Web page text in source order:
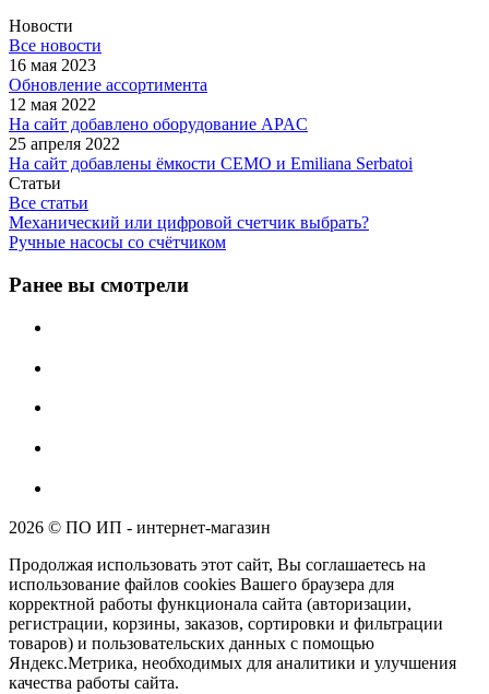
Новости
Все новости
16 мая 2023
Обновление ассортимента
12 мая 2022
На сайт добавлено оборудование APAC
25 апреля 2022
На сайт добавлены ёмкости CEMO и Emiliana Serbatoi
Статьи
Все статьи
Механический или цифровой счетчик выбрать?
Ручные насосы со счётчиком
Ранее вы смотрели
2026 © ПО ИП - интернет-магазин
Продолжая использовать этот сайт, Вы соглашаетесь на
использование файлов cookies Вашего браузера для
корректной работы функционала сайта (авторизации,
регистрации, корзины, заказов, сортировки и фильтрации
товаров) и пользовательских данных с помощью
Яндекс.Метрика, необходимых для аналитики и улучшения
качества работы сайта.